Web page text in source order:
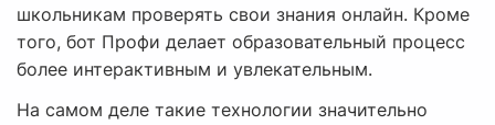
школьникам проверять свои знания онлайн. Кроме
того, бот Профи делает образовательный процесс
более интерактивным и увлекательным.
На самом деле такие технологии значительно